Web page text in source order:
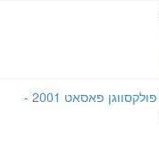
קרא עוד על מערכות הבטיחות השונות של פולקסווגן פאסאט 2001 -